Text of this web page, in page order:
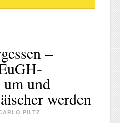
–
und
werden
PILTZ